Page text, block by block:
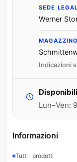
SEDE
Werner
Indicazioni
Lun–Ven:
Informazioni
Tutti i prodotti